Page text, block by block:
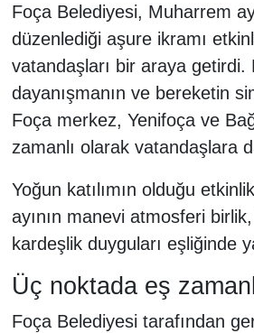
Foça Belediyesi, Muharrem
düzenlediği aşure ikramı
vatandaşları bir araya getirdi.
dayanışmanın ve bereketin
Foça merkez, Yenifoça ve
zamanlı olarak vatandaşlara
Yoğun katılımın olduğu
ayının manevi atmosferi
kardeşlik duyguları eşliğinde
Üç noktada eş
Foça Belediyesi tarafından